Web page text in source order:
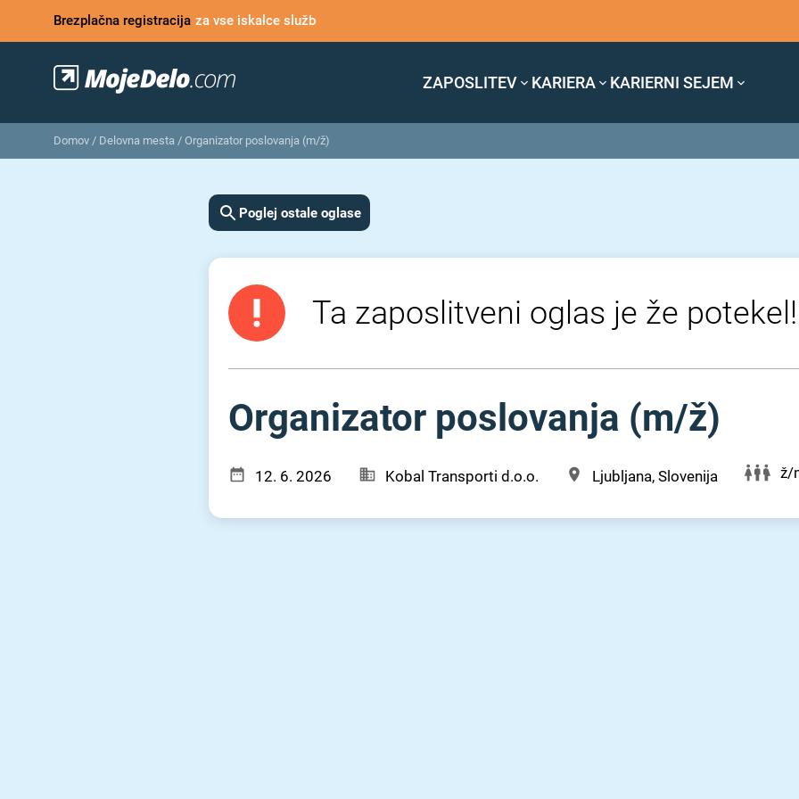
Brezplačna registracija za vse iskalce služb
ZAPOSLITEV KARIERA KARIERNI SEJEM
Domov / Delovna mesta / Organizator poslovanja (m/ž)
Poglej ostale oglase
Ta zaposlitveni oglas je že potekel!
Organizator poslovanja (m⁠/⁠ž)
12. 6. 2026 Kobal Transporti d.o.o. Ljubljana, Slovenija ž/